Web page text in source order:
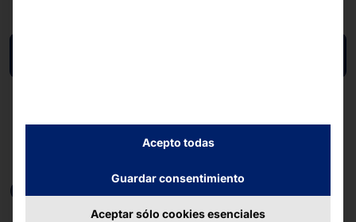
Otras contribuciones
Acepto todas
Guardar consentimiento
Aceptar sólo cookies esenciales